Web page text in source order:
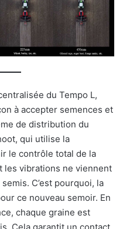
du Tempo L,
à accepter semences et
de distribution du
qui utilise la
le contrôle total de la
les vibrations ne viennent
C’est pourquoi, la
ce nouveau semoir. En
chaque graine est
Cela garantit un contact